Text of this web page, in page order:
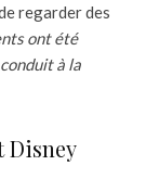
regarder des
ont été
à la
Disney